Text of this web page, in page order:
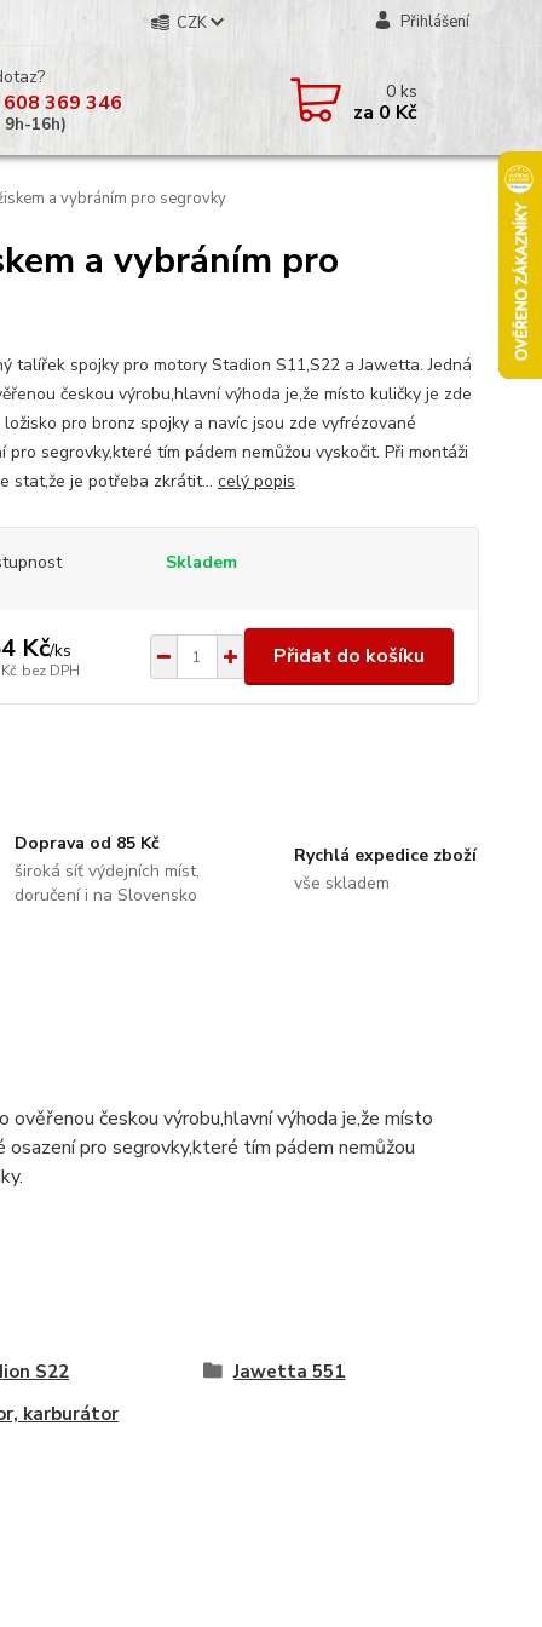
CZK Přihlášení
369 346
9h-16h)
0ks
za 0 Kč
a vybráním pro segrovky
a vybráním pro
talířek spojky pro motory Stadion S11,S22 a Jawetta. Jedná
českou výrobu,hlavní výhoda je,že místo kuličky je zde
ložisko pro bronz spojky a navíc jsou zde vyfrézované
pro segrovky,které tím pádem nemůžou vyskočit. Při montáži
stat,že je potřeba zkrátit... celý popis
Skladem
Kč/ks
bez DPH
Přidat do košíku
Doprava od 85 Kč
široká síť výdejních míst,
doručení i na Slovensko
Rychlá expedice zboží
vše skladem
českou výrobu,hlavní výhoda je,že místo
pro segrovky,které tím pádem nemůžou
S22
Jawetta 551
karburátor